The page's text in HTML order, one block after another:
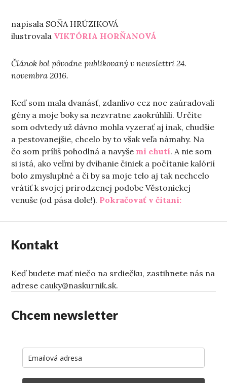
napísala SOŇA HRÚZIKOVÁ
ilustrovala VIKTÓRIA HORŇANOVÁ
Článok bol pôvodne publikovaný v newslettri 24.
novembra 2016.
Keď som mala dvanásť, zdanlivo cez noc zaúradovali
gény a moje boky sa nezvratne zaokrúhlili. Určite
som odvtedy už dávno mohla vyzerať aj inak, chudšie
a pestovanejšie, chcelo by to však veľa námahy. Na
čo som príliš pohodlná a navyše mi chutí. A nie som
si istá, ako veľmi by dvíhanie činiek a počítanie kalórií
bolo zmysluplné a či by sa moje telo aj tak nechcelo
vrátiť k svojej prirodzenej podobe Věstonickej
venuše (od pása dole!). Pokračovať v čítaní:„Veľké
Kontakt
Keď budete mať niečo na srdiečku, zastihnete nás na
adrese cauky@naskurnik.sk.
Chcem newsletter